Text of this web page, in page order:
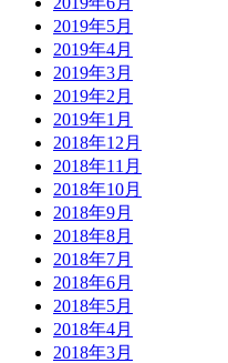
2019年5月
2019年4月
2019年3月
2019年2月
2019年1月
2018年12月
2018年11月
2018年10月
2018年9月
2018年8月
2018年7月
2018年6月
2018年5月
2018年4月
2018年3月